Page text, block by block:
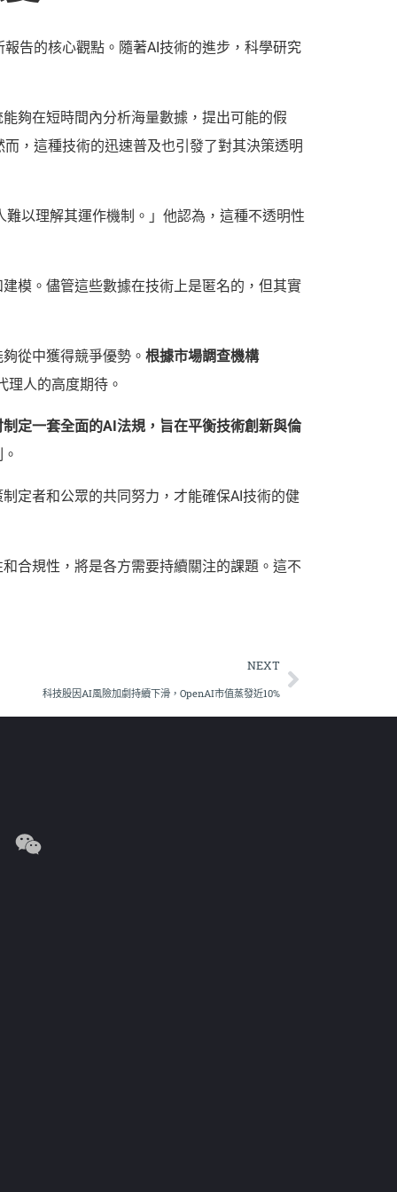
告的核心觀點。隨著AI技術的進步，科學研究
夠在短時間內分析海量數據，提出可能的假
而，這種技術的迅速普及也引發了對其決策透明
以理解其運作機制。」他認為，這種不透明性
模。儘管這些數據在技術上是匿名的，但其實
從中獲得競爭優勢。 根據市場調查機構
理人的高度期待。
定一套全面的AI法規，旨在平衡技術創新與倫
定者和公眾的共同努力，才能確保AI技術的健
合規性，將是各方需要持續關注的課題。這不
NEXT
科技股因AI風險加劇持續下滑，OpenAI市值蒸發近10%